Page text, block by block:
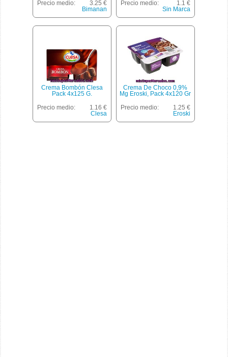
Precio medio:
3.25 €
Bimanan
Chocolate), Delizia, Pack
2 X 80 G - 160 G
Precio medio:
1.1 €
Sin Marca
Crema Bombón Clesa
Pack 4x125 G.
Precio medio:
1.16 €
Clesa
Crema De Choco 0,9%
Mg Eroski, Pack 4x120 Gr
Precio medio:
1.25 €
Eroski